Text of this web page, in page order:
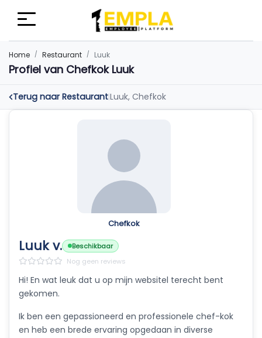
Home Restaurant Luuk
Profiel van Chefkok Luuk
Terug naar Restaurant|Luuk, Chefkok
Chefkok
Luuk v.
Beschikbaar
Nog geen reviews
Hi! En wat leuk dat u op mijn websitel terecht bent
gekomen.
Ik ben een gepassioneerd en professionele chef-kok
en heb een brede ervaring opgedaan in diverse